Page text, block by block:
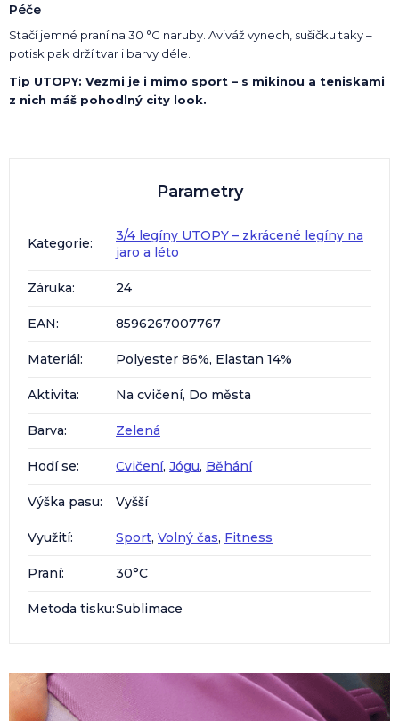
Péče
Stačí jemné praní na 30 °C naruby. Aviváž vynech, sušičku taky –
potisk pak drží tvar i barvy déle.
Tip UTOPY: Vezmi je i mimo sport – s mikinou a teniskami
z nich máš pohodlný city look.
Parametry
Kategorie:
3/4 legíny UTOPY – zkrácené legíny na
jaro a léto
Záruka: 24
EAN: 8596267007767
Materiál: Polyester 86%, Elastan 14%
Aktivita: Na cvičení, Do města
Barva: Zelená
Hodí se: Cvičení, Jógu, Běhání
Výška pasu: Vyšší
Využití: Sport, Volný čas, Fitness
Praní: 30°C
Metoda tisku:Sublimace